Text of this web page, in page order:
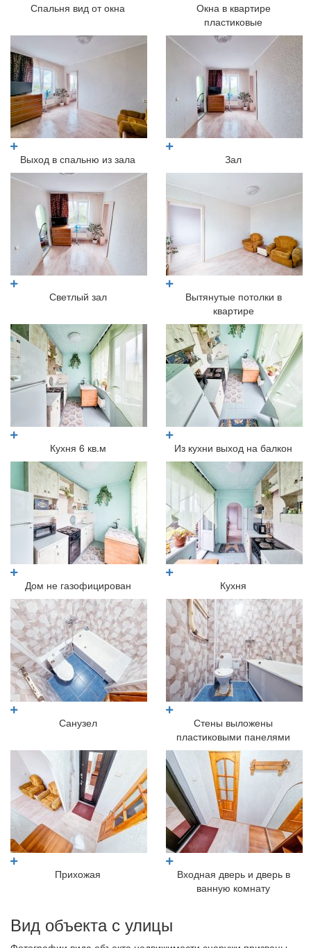
Спальня вид от окна
Окна в квартире
пластиковые
Выход в спальню из зала Зал
Светлый зал
Вытянутые потолки в
квартире
Кухня 6 кв.м Из кухни выход на балкон
Дом не газофицирован Кухня
Санузел
Стены выложены
пластиковыми панелями
Прихожая
Входная дверь и дверь в
ванную комнату
Вид объекта с улицы